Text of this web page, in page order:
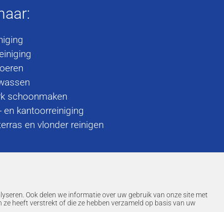
schoonmaken
en kantoorreiniging
en vlonder reinigen
Ook delen we informatie over uw gebruik van onze site met
heeft verstrekt of die ze hebben verzameld op basis van uw